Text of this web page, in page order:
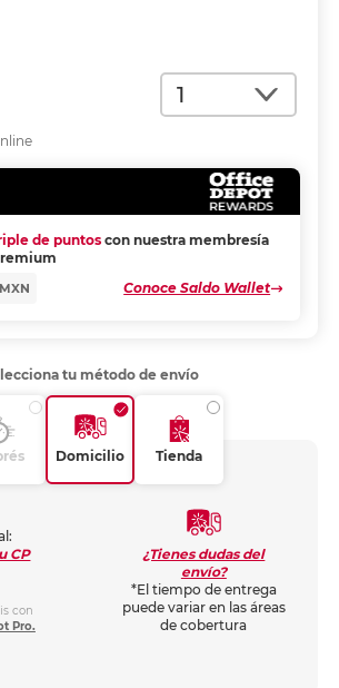
Cantidad
de puntos con nuestra membresía
Conoce Saldo Wallet
tu método de envío
Domicilio Tienda
CP
con
Pro.
¿Tienes dudas del
envío?
*El tiempo de entrega
puede variar en las áreas
de cobertura